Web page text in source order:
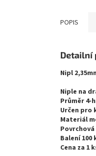
POPIS
Detailní
Nipl
Niple na
Průměr 4-
Určen pro
Materiál
Balení 100
Cena za 1